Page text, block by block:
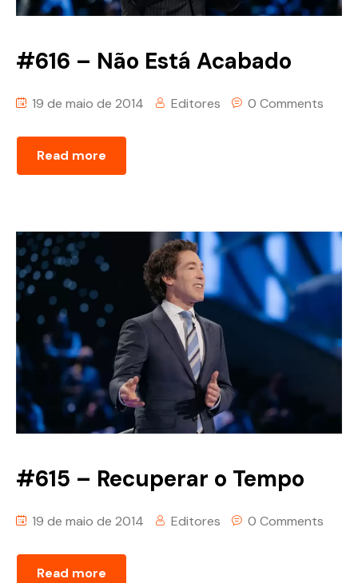
#616 – Não Está Acabado
19 de maio de 2014 Editores 0 Comments
Read more
#615 – Recuperar o Tempo
19 de maio de 2014 Editores 0 Comments
Read more